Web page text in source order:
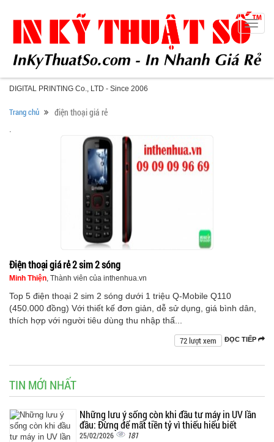
DIGITAL PRINTING Co., LTD - Since 2006
Toggle
Trang chủ điện thoại giá rẻ
.
Điện thoại giá rẻ 2 sim 2 sóng
Minh Thiện, Thành viên của inthenhua.vn
Top 5 điện thoại 2 sim 2 sóng dưới 1 triệu Q-Mobile Q110
(450.000 đồng) Với thiết kế đơn giản, dễ sử dụng, giá bình dân,
thích hợp với người tiêu dùng thu nhập thấ...
ĐỌC TIẾP
72 lượt xem
TIN MỚI NHẤT
Những lưu ý sống còn khi đầu tư máy in UV lần
đầu: Đừng để mất tiền tỷ vì thiếu hiểu biết
25/02/2026 181